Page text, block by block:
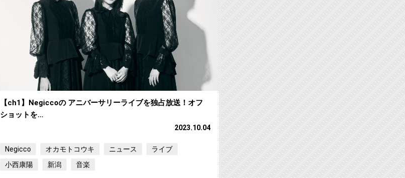
【ch1】Negiccoの アニバーサリーライブを独占放送！オフ
ショットを…
2023.10.04
Negicco オカモトコウキ ニュース
ライブ
小西康陽
新潟 音楽